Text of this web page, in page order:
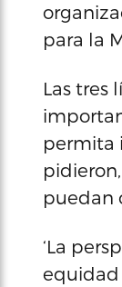
para la
Las tres
permita
puedan
‘La
equidad